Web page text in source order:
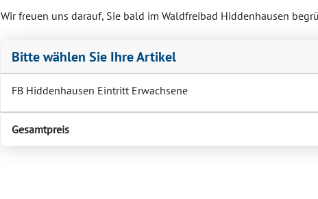
Wir freuen uns darauf, Sie bald im Waldfreibad Hiddenhausen
Bitte wählen Sie Ihre Artikel
FB Hiddenhausen Eintritt Erwachsene
Gesamtpreis